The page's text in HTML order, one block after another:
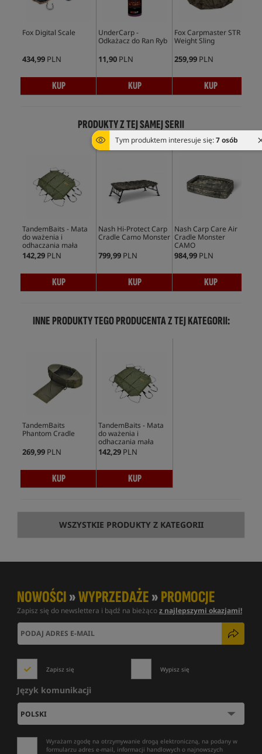
Tym produktem interesuje się:7 osób
Fox Digital Scale
434,99 PLN
KUP
UnderCarp -
Odkażacz do Ran Ryb
11,90 PLN
KUP
Fox Carpmaster STR
Weight Sling
259,99 PLN
KUP
PRODUKTY Z TEJ SAMEJ SERII
TandemBaits - Mata
do ważenia i
odhaczania mała
142,29 PLN
KUP
Nash Hi-Protect Carp
Cradle Camo Monster
799,99 PLN
KUP
Nash Carp Care Air
Cradle Monster
CAMO
984,99 PLN
KUP
INNE PRODUKTY TEGO PRODUCENTA Z TEJ KATEGORII:
TandemBaits
Phantom Cradle
269,99 PLN
KUP
TandemBaits - Mata
do ważenia i
odhaczania mała
142,29 PLN
KUP
WSZYSTKIE PRODUKTY Z KATEGORII
NOWOŚCI»WYPRZEDAŻE»PROMOCJE
Zapisz się do newslettera i bądź na bieżącoz najlepszymi okazjami!
Zapisz się Wypisz się
Język komunikacji
Wyrażam zgodę na otrzymywanie drogą elektroniczną, na podany w
formularzu adres e-mail, informacji handlowych o najnowszych